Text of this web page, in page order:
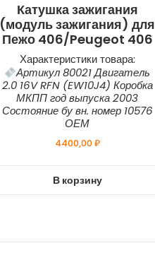
Катушка зажигания
(модуль зажигания) для
Пежо 406/Peugeot 406
Характеристики товара:
Артикул 80021 Двигатель
2.0 16V RFN (EW10J4) Коробка
МКПП год выпуска 2003
Состояние бу вн. номер 10576
ОЕМ
4400,00₽
В корзину